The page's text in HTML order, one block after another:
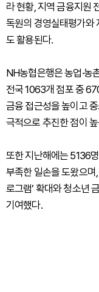
라 현황, 지역 금융지원
독원의 경영실태평가와
도 활용된다.
NH농협은행은 농업·농
전국 1063개 점포 중
금융 접근성을 높이고
극적으로 추진한 점이
또한 지난해에는 5136
부족한 일손을 도왔으며
로그램’ 확대와 청소년
기여했다.